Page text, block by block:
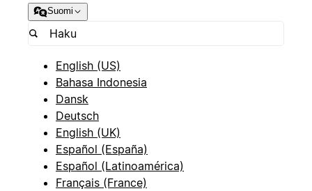
Suomi
English (US)
Bahasa Indonesia
Dansk
Deutsch
English (UK)
Español (España)
Español (Latinoamérica)
Français (France)